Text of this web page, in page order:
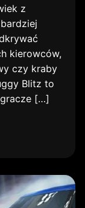
z
kierowców,
czy kraby
Blitz to
[…]